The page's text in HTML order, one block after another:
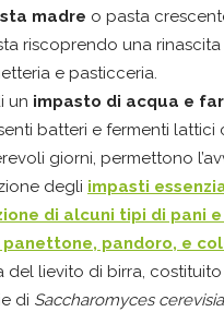
madre o pasta
riscoprendo una
e pasticceria.
un impasto di acqua e
batteri e fermenti lattici
giorni, permettono
degli impasti
di alcuni tipi di pani
panettone, pandoro, e
del lievito di birra,
di Saccharomyces